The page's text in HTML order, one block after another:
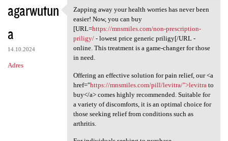
agarwutun
a
14.10.2024
Adres
Zapping away your health
Zapping away your health worries has never been
easier! Now, you can buy
[URL=https://mnsmiles.com/non-prescription-
priligy/- lowest price generic priligy[/URL -
online. This treatment is a game-changer for those
in need.
Offering an effective solution for pain relief, our <a
href="https://mnsmiles.com/pill/levitra/">levitra to
buy</a> comes highly recommended. Suitable for
a variety of discomforts, it is an optimal choice for
those seeking relief from conditions such as
arthritis.